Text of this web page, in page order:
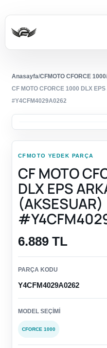
Anasayfa/CFMOTO CFORCE 1000/
CF MOTO CFORCE 1000 DLX
#Y4CFM4029A0262
CFMOTO YEDEK PARÇA
CF MOTO
DLX EPS
(AKSESUAR)
6.889 TL
PARÇA KODU
Y4CFM4029A0262
MODEL SEÇIMI
CFORCE 1000